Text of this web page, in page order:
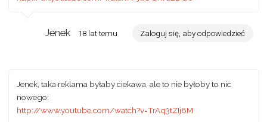
Jenek 18 lat temu Zaloguj się, aby odpowiedzieć
Jenek, taka reklama byłaby ciekawa, ale to nie byłoby to nic
nowego:
http://www.youtube.com/watch?v=TrAq3tZIj8M